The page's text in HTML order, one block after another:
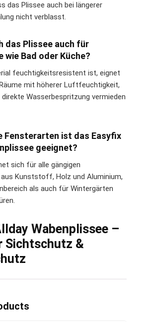
das Plissee auch bei längerer
nicht verblasst.
das Plissee auch für
wie Bad oder Küche?
feuchtigkeitsresistent ist, eignet
mit höherer Luftfeuchtigkeit,
Wasserbespritzung vermieden
Fensterarten ist das Easyfix
geeignet?
sich für alle gängigen
Kunststoff, Holz und Aluminium,
als auch für Wintergärten
Wabenplissee –
Sichtschutz &